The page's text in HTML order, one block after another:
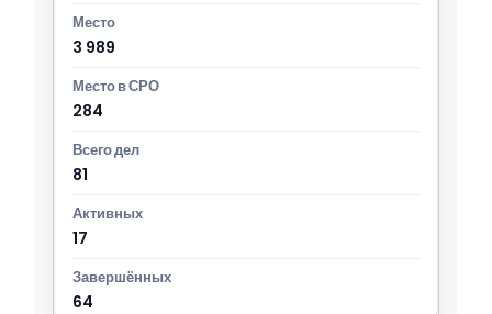
3 989
284
81
17
64